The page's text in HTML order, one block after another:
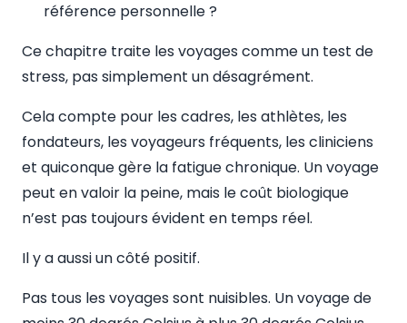
référence personnelle ?
Ce chapitre traite les voyages comme un test de
stress, pas simplement un désagrément.
Cela compte pour les cadres, les athlètes, les
fondateurs, les voyageurs fréquents, les cliniciens
et quiconque gère la fatigue chronique. Un voyage
peut en valoir la peine, mais le coût biologique
n’est pas toujours évident en temps réel.
Il y a aussi un côté positif.
Pas tous les voyages sont nuisibles. Un voyage de